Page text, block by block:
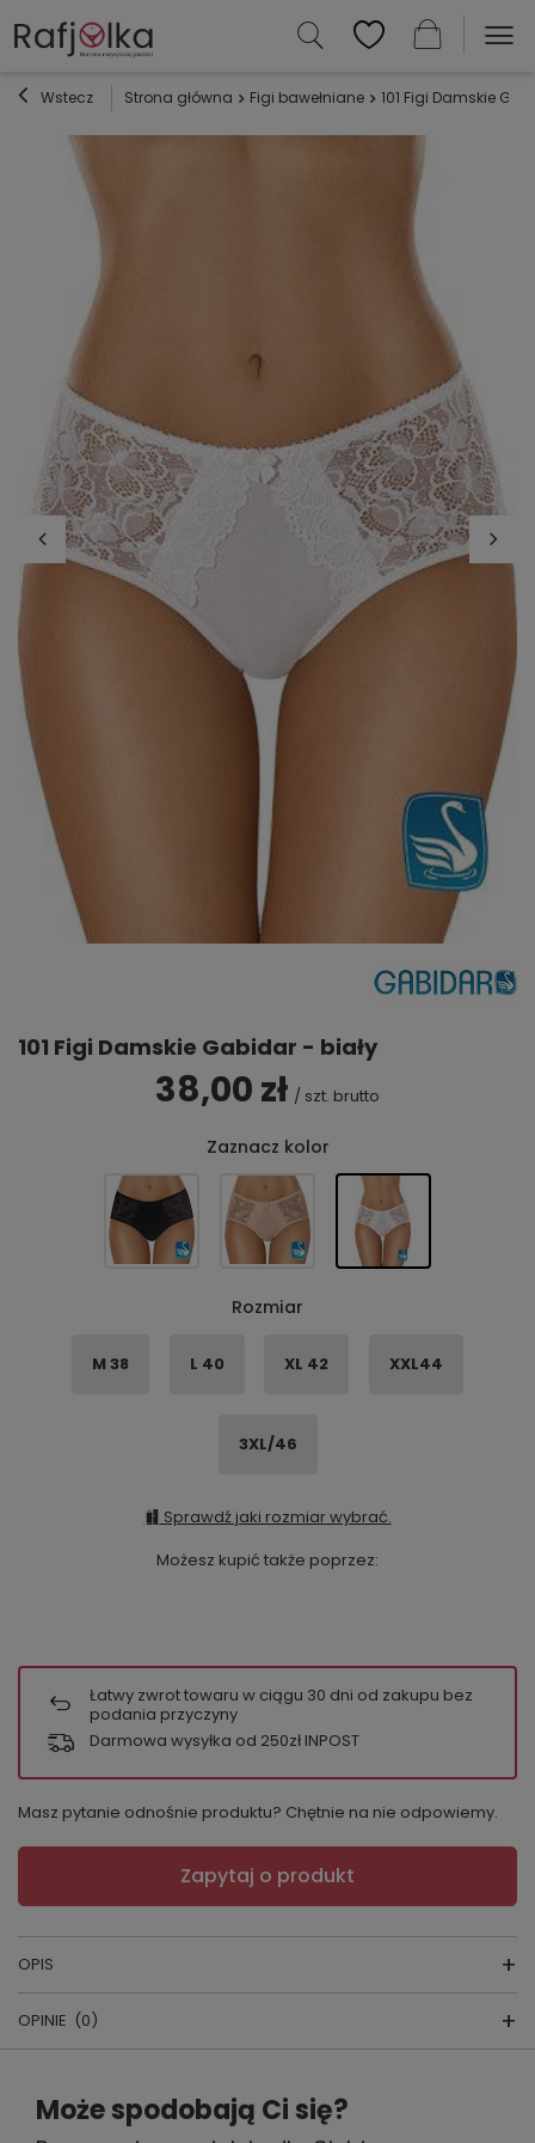
Wstecz Strona główna Figi bawełniane 101 Figi Damskie
101 Figi Damskie Gabidar - biały
38,00 zł / szt. brutto
Zaznacz kolor
Rozmiar
M 38 L 40 XL 42 XXL44
3XL/46
Sprawdź jaki rozmiar wybrać.
Możesz kupić także poprzez:
Łatwy zwrot towaru w ciągu 30 dni od zakupu bez
podania przyczyny
Darmowa wysyłka od 250zł INPOST
Masz pytanie odnośnie produktu? Chętnie na nie odpowiemy.
Zapytaj o produkt
OPIS
producent:GABIDAR
kraj produkcji:POLSKA
OPINIE (0)
Napisz swoją opinię
Może spodobają Ci się?